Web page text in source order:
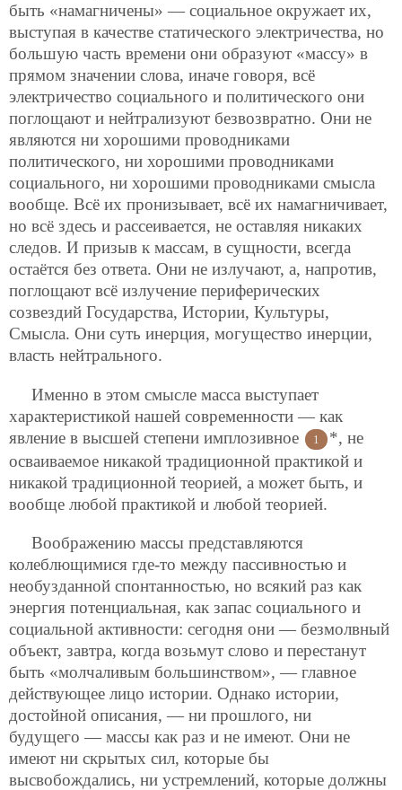
быть «намагничены» — социальное окружает их,
выступая в качестве статического электричества, но
большую часть времени они образуют «массу» в
прямом значении слова, иначе говоря, всё
электричество социального и политического они
поглощают и нейтрализуют безвозвратно. Они не
являются ни хорошими проводниками
политического, ни хорошими проводниками
социального, ни хорошими проводниками смысла
вообще. Всё их пронизывает, всё их намагничивает,
но всё здесь и рассеивается, не оставляя никаких
следов. И призыв к массам, в сущности, всегда
остаётся без ответа. Они не излучают, а, напротив,
поглощают всё излучение периферических
созвездий Государства, Истории, Культуры,
Смысла. Они суть инерция, могущество инерции,
власть нейтрального.
Именно в этом смысле масса выступает
характеристикой нашей современности — как
явление в высшей степени имплозивное
1
*, не
осваиваемое никакой традиционной практикой и
никакой традиционной теорией, а может быть, и
вообще любой практикой и любой теорией.
Воображению массы представляются
колеблющимися где-то между пассивностью и
необузданной спонтанностью, но всякий раз как
энергия потенциальная, как запас социального и
социальной активности: сегодня они — безмолвный
объект, завтра, когда возьмут слово и перестанут
быть «молчаливым большинством», — главное
действующее лицо истории. Однако истории,
достойной описания, — ни прошлого, ни
будущего — массы как раз и не имеют. Они не
имеют ни скрытых сил, которые бы
высвобождались, ни устремлений, которые должны